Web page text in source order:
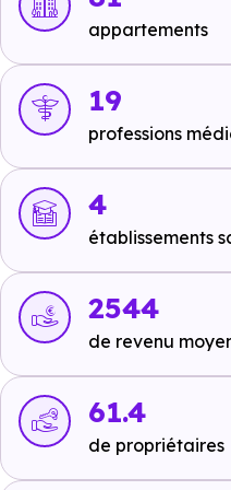
soit 2h 33 min à pied
Ecoles :
ou à 2.1 km, soit 26
Ecole maternelle
Arly
Primaire :
Ecole élémentaire
appartements
19
professions
4
établissements
2544
de revenu
61.4
de propriétaires